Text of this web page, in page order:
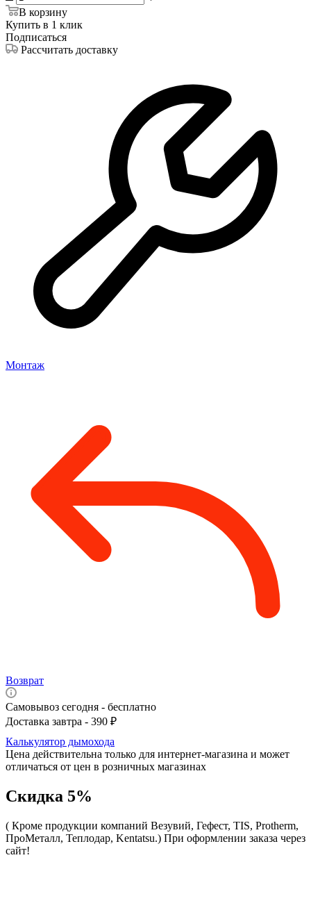
В корзину
Купить в 1 клик
Подписаться
Рассчитать доставку
Монтаж
Возврат
Самовывоз сегодня - бесплатно
Доставка завтра - 390 ₽
Калькулятор дымохода
Цена действительна только для интернет-магазина и может
отличаться от цен в розничных магазинах
Скидка 5%
( Кроме продукции компаний Везувий, Гефест, TIS, Protherm,
ПроМеталл, Теплодар, Kentatsu.) При оформлении заказа через
сайт!